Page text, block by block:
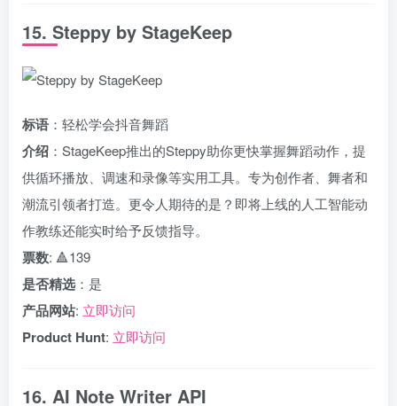
15. Steppy by StageKeep
标语 ：轻松学会抖音舞蹈
介绍 ：StageKeep推出的Steppy助你更快掌握舞蹈动作，提
供循环播放、调速和录像等实用工具。专为创作者、舞者和
潮流引领者打造。更令人期待的是？即将上线的人工智能动
作教练还能实时给予反馈指导。
票数: 🔺139
是否精选 ：是
产品网站: 立即访问
Product Hunt: 立即访问
16. AI Note Writer API